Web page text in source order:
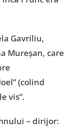
Gavriliu,
Mureșan, care
(colind
vis”.
– dirijor: